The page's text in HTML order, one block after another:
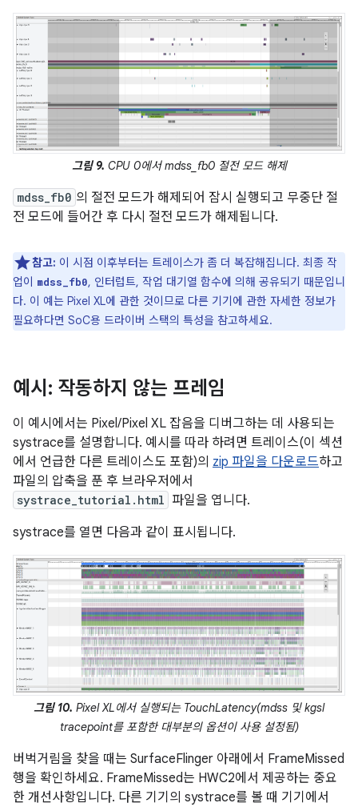
그림 9. CPU 0에서 mdss_fb0 절전 모드 해제
mdss_fb0 의 절전 모드가 해제되어 잠시 실행되고 무중단 절
전 모드에 들어간 후 다시 절전 모드가 해제됩니다.
참고: 이 시점 이후부터는 트레이스가 좀 더 복잡해집니다. 최종 작
업이 mdss_fb0, 인터럽트, 작업 대기열 함수에 의해 공유되기 때문입니
다. 이 예는 Pixel XL에 관한 것이므로 다른 기기에 관한 자세한 정보가
필요하다면 SoC용 드라이버 스택의 특성을 참고하세요.
예시: 작동하지 않는 프레임
이 예시에서는 Pixel/Pixel XL 잡음을 디버그하는 데 사용되는
systrace를 설명합니다. 예시를 따라 하려면 트레이스(이 섹션
에서 언급한 다른 트레이스도 포함)의 zip 파일을 다운로드하고
파일의 압축을 푼 후 브라우저에서
systrace_tutorial.html 파일을 엽니다.
systrace를 열면 다음과 같이 표시됩니다.
그림 10. Pixel XL에서 실행되는 TouchLatency(mdss 및 kgsl
tracepoint를 포함한 대부분의 옵션이 사용 설정됨)
버벅거림을 찾을 때는 SurfaceFlinger 아래에서 FrameMissed
행을 확인하세요. FrameMissed는 HWC2에서 제공하는 중요
한 개선사항입니다. 다른 기기의 systrace를 볼 때 기기에서